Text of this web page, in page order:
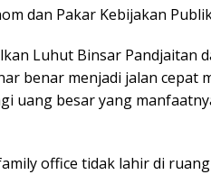
dan Pakar Kebijakan
Luhut Binsar Pandjaitan
benar menjadi jalan cepat
uang besar yang
office tidak lahir di